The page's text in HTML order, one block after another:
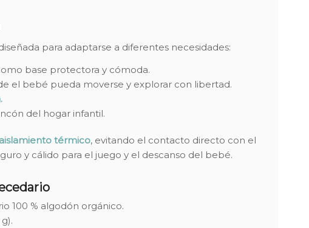
para adaptarse a diferentes necesidades:
base protectora y cómoda.
el bebé pueda moverse y explorar con libertad.
del hogar infantil.
térmico, evitando el contacto directo con el
y cálido para el juego y el descanso del bebé.
100 % algodón orgánico.